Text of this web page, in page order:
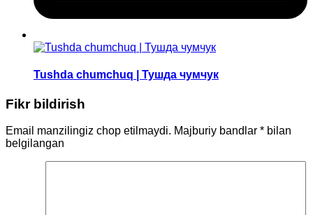
Tushda chumchuq | Тушда чумчук
Fikr bildirish
Email manzilingiz chop etilmaydi. Majburiy bandlar * bilan
belgilangan